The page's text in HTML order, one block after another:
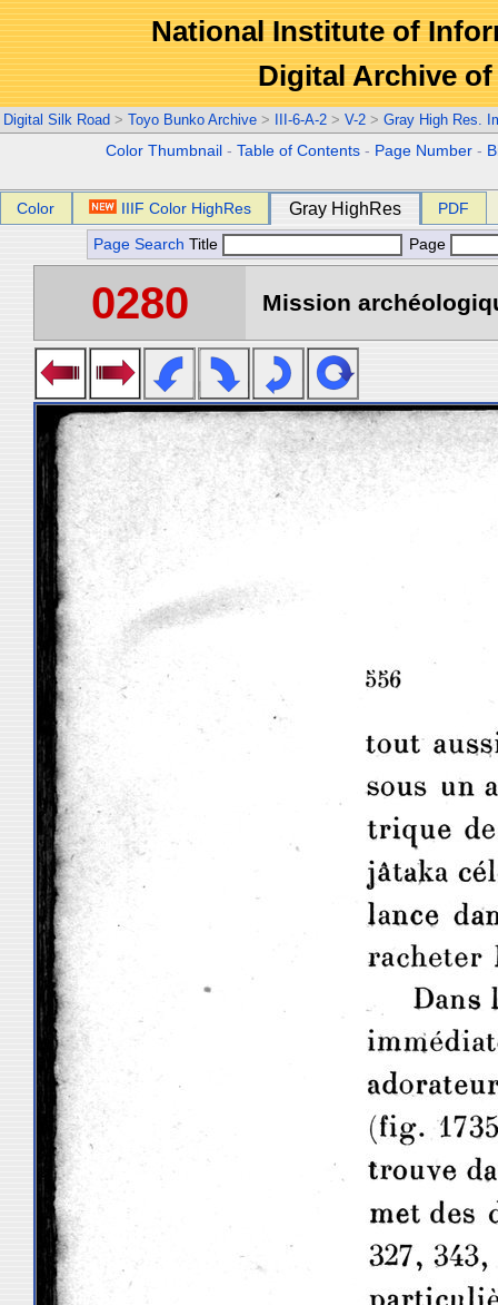
National Institute of
Digital Archive
Digital Silk Road > Toyo Bunko Archive > III-6-A-2 > V-2 > Gray High Res.
Color Thumbnail -Table of Contents - Page Number -
Color IIIF Color HighRes Gray HighRes PDF
Page Search Title Page
0280 Mission